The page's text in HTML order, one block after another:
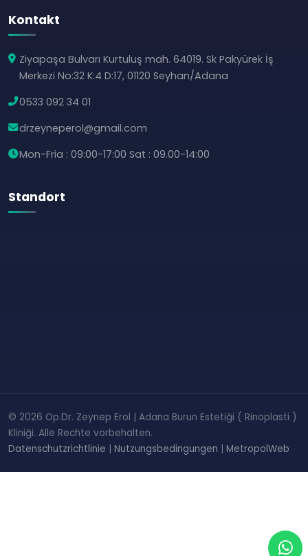
Kontakt
Ziyapaşa Bulvarı Kurtuluş mah. 64019. Sk Pakyürek İş
Merkezi No:32 K:4 D:17, 01120 Seyhan/Adana
0533 092 34 01
drzeyneperol@gmail.com
Mon-Fria : 09:00-17:00 Sat : 09.00-14:00
Standort
© 2026 Op.Dr. Zeynep Erol | Adana Burun Estetiği ( Rinoplasti )
Kliniği. Alle Rechte vorbehalten.
Datenschutzrichtlinie | Nutzungsbedingungen | MetropolWeb